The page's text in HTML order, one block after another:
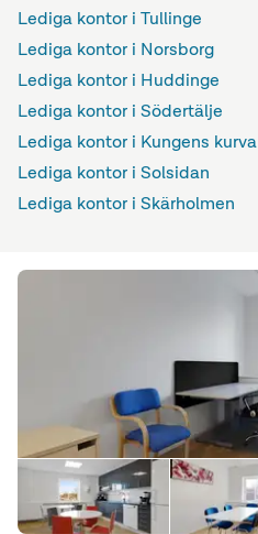
Lediga kontor i Tullinge
Lediga kontor i Norsborg
Lediga kontor i Huddinge
Lediga kontor i Södertälje
Lediga kontor i Kungens kurva
Lediga kontor i Solsidan
Lediga kontor i Skärholmen